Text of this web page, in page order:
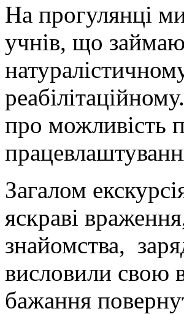
На прогулянці ми
учнів, що
про можливість
Загалом
яскраві
знайомства,
висловили свою
бажання